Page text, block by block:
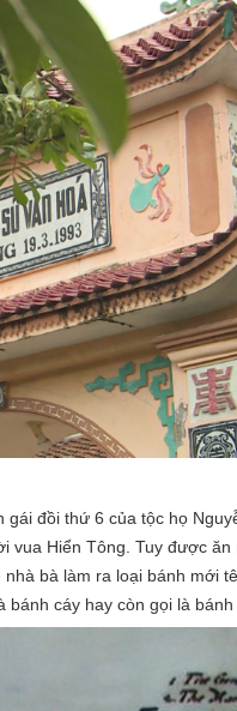
gái đồi thứ 6 của tộc họ
Hiển Tông. Tuy được
bà làm ra loại bánh mới
cáy hay còn gọi là bánh